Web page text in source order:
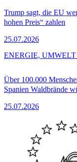
Trump sagt, die EU
hohen Preis“ zahlen
25.07.2026
Über 100.000
Spanien Waldbrände
25.07.2026
ENERGIE,